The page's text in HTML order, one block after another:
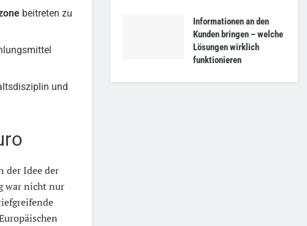
beitreten zu
und
der Idee der
war nicht nur
Informationen an den
Kunden bringen – welche
Lösungen wirklich
funktionieren